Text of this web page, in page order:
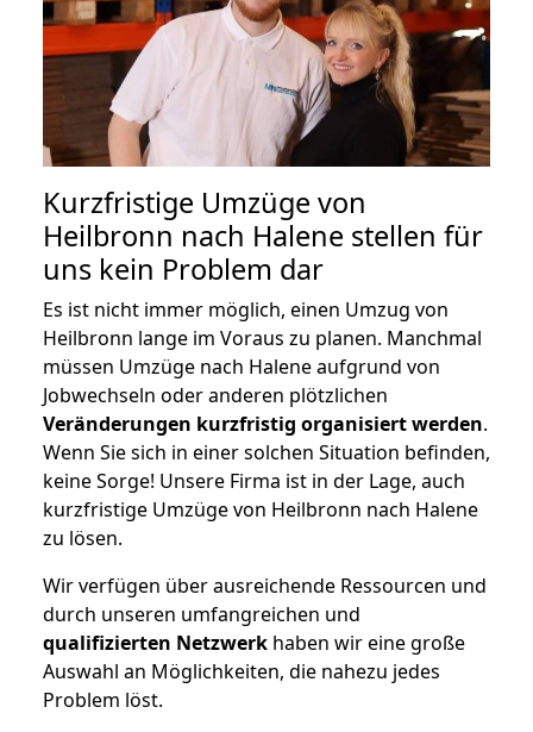
Kurzfristige Umzüge von
Heilbronn nach Halene stellen für
uns kein Problem dar
Es ist nicht immer möglich, einen Umzug von
Heilbronn lange im Voraus zu planen. Manchmal
müssen Umzüge nach Halene aufgrund von
Jobwechseln oder anderen plötzlichen
Veränderungen kurzfristig organisiert werden.
Wenn Sie sich in einer solchen Situation befinden,
keine Sorge! Unsere Firma ist in der Lage, auch
kurzfristige Umzüge von Heilbronn nach Halene
zu lösen.
Wir verfügen über ausreichende Ressourcen und
durch unseren umfangreichen und
qualifizierten Netzwerk haben wir eine große
Auswahl an Möglichkeiten, die nahezu jedes
Problem löst.